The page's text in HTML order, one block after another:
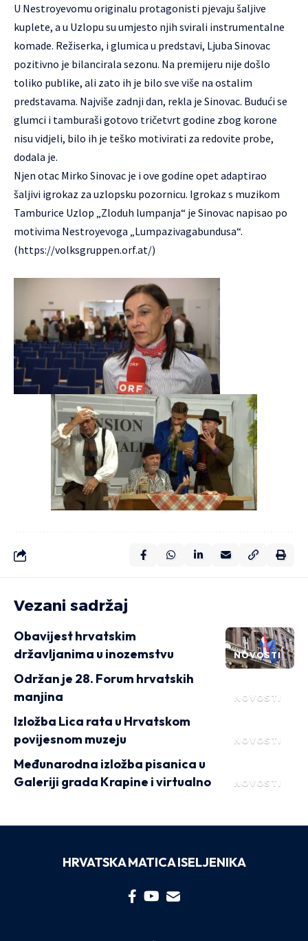
U Nestroyevomu originalu protagonisti pjevaju šaljive
kuplete, a u Uzlopu su umjesto njih svirali instrumentalne
komade. Režiserka, i glumica u predstavi, Ljuba Sinovac
pozitivno je bilancirala sezonu. Na premijeru nije došlo
toliko publike, ali zato ih je bilo sve više na ostalim
predstavama. Najviše zadnji dan, rekla je Sinovac. Budući se
glumci i tamburaši gotovo tričetvrt godine zbog korone
nisu vidjeli, bilo ih je teško motivirati za redovite probe,
dodala je.
Njen otac Mirko Sinovac je i ove godine opet adaptirao
šaljivi igrokaz za uzlopsku pozornicu. Igrokaz s muzikom
Tamburice Uzlop „Zloduh lumpanja“ je Sinovac napisao po
motivima Nestroyevoga „Lumpazivagabundusa“.
(https://volksgruppen.orf.at/)
Vezani sadržaj
NOVOSTI
Obavijest hrvatskim
državljanima u inozemstvu
NOVOSTI
Održan je 28. Forum hrvatskih
manjina
NOVOSTI
Izložba Lica rata u Hrvatskom
povijesnom muzeju
NOVOSTI
Međunarodna izložba pisanica u
Galeriji grada Krapine i virtualno
HRVATSKA MATICA ISELJENIKA